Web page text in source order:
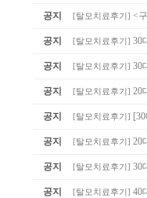
공지 [탈모치료후기 ] <
공지 [탈모치료후기 ] 30
공지 [탈모치료후기 ] 30
공지 [탈모치료후기 ] 20
공지 [탈모치료후기 ]
공지 [탈모치료후기 ] 20
공지 [탈모치료후기 ] 30
공지 [탈모치료후기 ] 40